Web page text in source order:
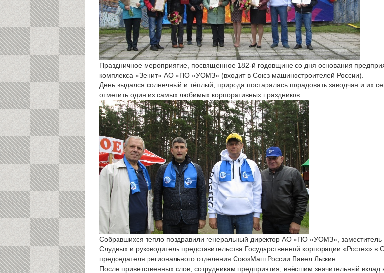
Праздничное мероприятие, посвященное 182-й годовщине со дня основания
комплекса «Зенит» АО «ПО «УОМЗ» (входит в Союз машиностроителей России).
День выдался солнечный и тёплый, природа постаралась порадовать заводчан и их
отметить один из самых любимых корпоративных праздников.
Собравшихся тепло поздравили генеральный директор АО «ПО «УОМЗ»,
Слудных и руководитель представительства Государственной корпорации «Ростех» в
председателя регионального отделения СоюзМаш России Павел Лыжин.
После приветственных слов, сотрудникам предприятия, внёсшим значительный вклад